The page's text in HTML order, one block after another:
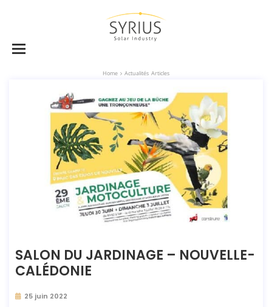
Home Actualités Articles
SALON DU JARDINAGE – NOUVELLE-
CALÉDONIE
25 juin 2022